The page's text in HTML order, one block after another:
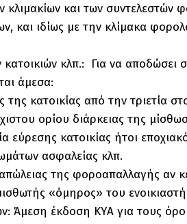
και των συντελεστών
και ιδίως με την κλίμακα
κλπ.: Για να
άμεσα:
κατοικίας από την τριετία
ορίου διάρκειας της
εύρεσης κατοικίας ήτοι
ασφαλείας κλπ.
της φοροαπαλλαγής αν
«όμηρος» του
Άμεση έκδοση ΚΥΑ για τους